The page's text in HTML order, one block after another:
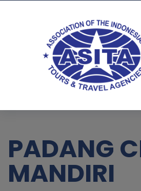
PADANG
MANDIRI